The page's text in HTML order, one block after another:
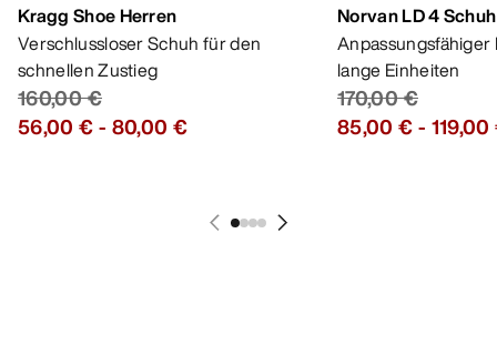
Kragg Shoe Herren
Verschlussloser Schuh für den
schnellen Zustieg
160,00 €
56,00 €- 80,00 €
Norvan LD 4
lange Einheiten
170,00 €
85,00 €-